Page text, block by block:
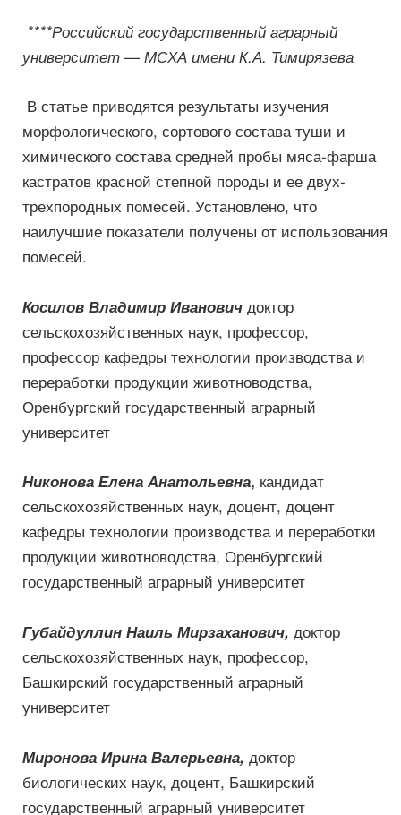
****Российский государственный аграрный
университет — МСХА имени К.А. Тимирязева
В статье приводятся результаты изучения
морфологического, сортового состава туши и
химического состава средней пробы мяса-фарша
кастратов красной степной породы и ее двух-
трехпородных помесей. Установлено, что
наилучшие показатели получены от использования
помесей.
Косилов Владимир Иванович доктор
сельскохозяйственных наук, профессор,
профессор кафедры технологии производства и
переработки продукции животноводства,
Оренбургский государственный аграрный
университет
Никонова Елена Анатольевна, кандидат
сельскохозяйственных наук, доцент, доцент
кафедры технологии производства и переработки
продукции животноводства, Оренбургский
государственный аграрный университет
Губайдуллин Наиль Мирзаханович, доктор
сельскохозяйственных наук, профессор,
Башкирский государственный аграрный
университет
Миронова Ирина Валерьевна, доктор
биологических наук, доцент, Башкирский
государственный аграрный университет